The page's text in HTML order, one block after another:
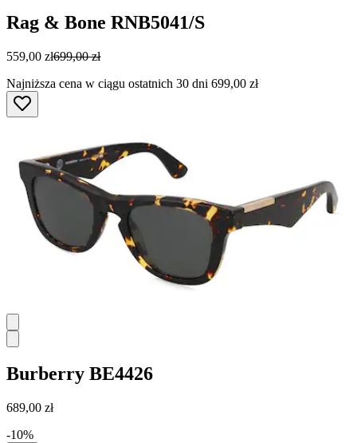
Rag & Bone RNB5041/S
559,00 zł699,00 zł
Najniższa cena w ciągu ostatnich 30 dni 699,00 zł
Burberry BE4426
689,00 zł
-10%